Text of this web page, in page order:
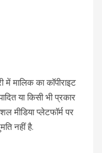
मालिक का कॉपीराइट
या किसी भी प्रकार
मीडिया प्लेटफॉर्म पर
नहीं है.